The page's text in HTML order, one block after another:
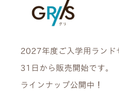
2027年度ご入学用ラン
31日から販売開始です。
ラインナップ公開中！